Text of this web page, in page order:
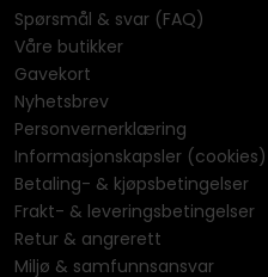
Spørsmål & svar (FAQ)
Våre butikker
Gavekort
Nyhetsbrev
Personvernerklæring
Informasjonskapsler (cookies)
Betaling- & kjøpsbetingelser
Frakt- & leveringsbetingelser
Retur & angrerett
Miljø & samfunnsansvar